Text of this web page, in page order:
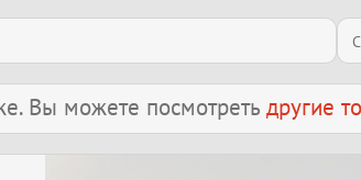
Вы можете посмотреть другие